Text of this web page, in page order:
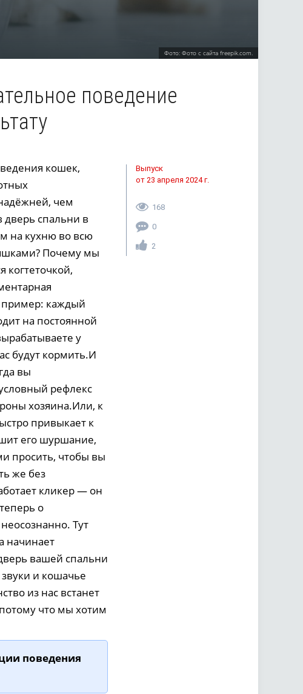
Фото: Фото с сайта freepik.com.
поведение
кошек,
чем
спальни в
на кухню во всю
Почему мы
когтеточкой,
пример: каждый
на постоянной
у
будут кормить.И
вы
рефлекс
хозяина.Или, к
привыкает к
его шуршание,
просить, чтобы вы
же без
кликер — он
о
Тут
начинает
вашей спальни
и кошачье
из нас встанет
что мы хотим
поведения
Выпуск
от 23 апреля 2024 г.
168
0
2